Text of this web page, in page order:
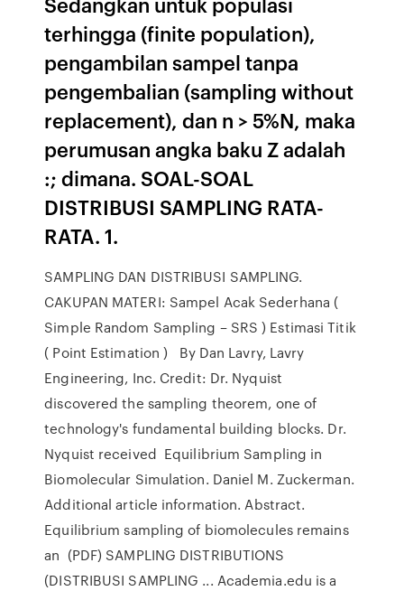
terhingga (finite population),
pengambilan sampel tanpa
pengembalian (sampling without
replacement), dan n > 5%N, maka
perumusan angka baku Z adalah
:; dimana. SOAL-SOAL
DISTRIBUSI SAMPLING RATA-
RATA. 1.
SAMPLING DAN DISTRIBUSI SAMPLING.
CAKUPAN MATERI: Sampel Acak Sederhana (
Simple Random Sampling – SRS ) Estimasi Titik
( Point Estimation ) By Dan Lavry, Lavry
Engineering, Inc. Credit: Dr. Nyquist
discovered the sampling theorem, one of
technology's fundamental building blocks. Dr.
Nyquist received Equilibrium Sampling in
Biomolecular Simulation. Daniel M. Zuckerman.
Additional article information. Abstract.
Equilibrium sampling of biomolecules remains
an (PDF) SAMPLING DISTRIBUTIONS
(DISTRIBUSI SAMPLING ... Academia.edu is a